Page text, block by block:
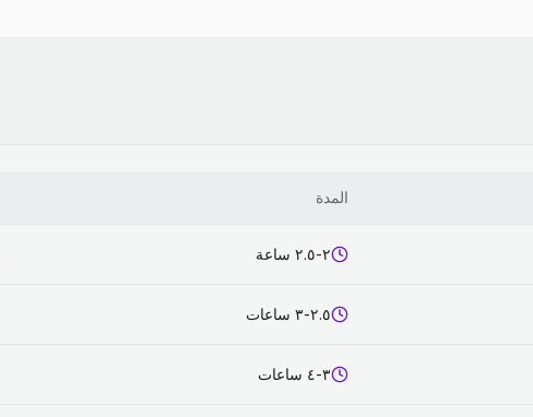
المدة
٢-٢.٥ ساعة
٢.٥-٣ ساعات
٣-٤ ساعات